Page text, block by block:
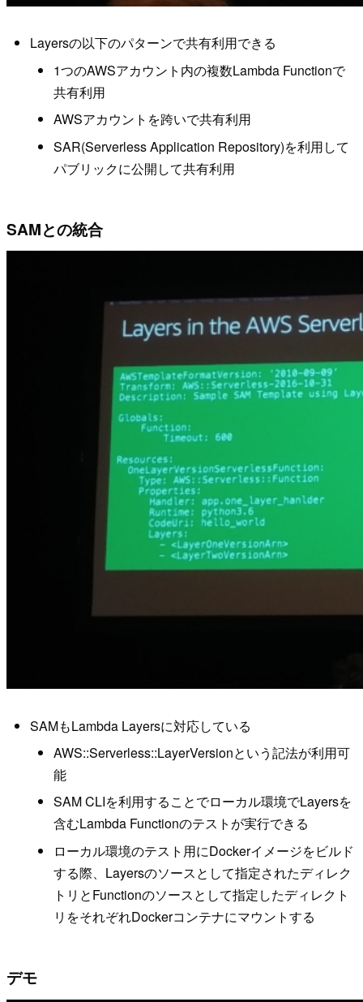
Layersの以下のパターンで共有利用できる
1つのAWSアカウント内の複数Lambda Functionで
共有利用
AWSアカウントを跨いで共有利用
SAR(Serverless Application Repository)を利用して
パブリックに公開して共有利用
SAMとの統合
SAMもLambda Layersに対応している
AWS::Serverless::LayerVersionという記法が利用可
能
SAM CLIを利用することでローカル環境でLayersを
含むLambda Functionのテストが実行できる
ローカル環境のテスト用にDockerイメージをビルド
する際、Layersのソースとして指定されたディレク
トリとFunctionのソースとして指定したディレクト
リをそれぞれDockerコンテナにマウントする
デモ